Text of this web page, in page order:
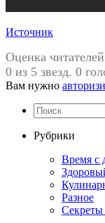
Источник
Оценка
0 из 5 звезд. 0
Вам нужно
Рубрики
Время с
Разное